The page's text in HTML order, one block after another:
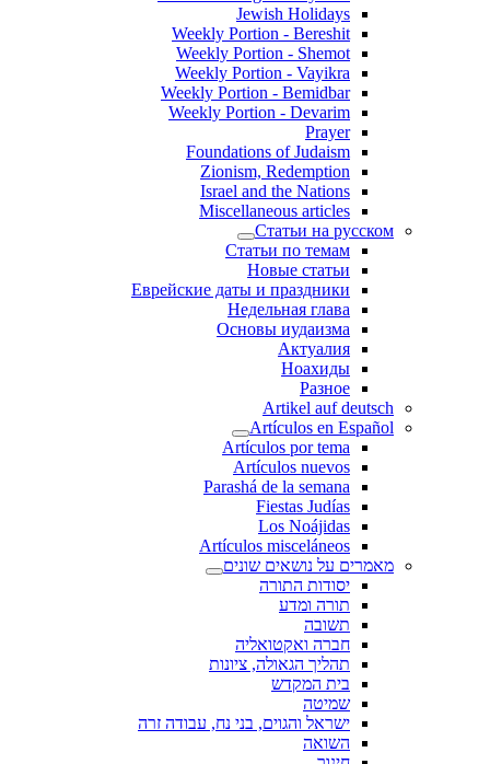
Jewish Holidays
Weekly Portion - Bereshit
Weekly Portion - Shemot
Weekly Portion - Vayikra
Weekly Portion - Bemidbar
Weekly Portion - Devarim
Prayer
Foundations of Judaism
Zionism, Redemption
Israel and the Nations
Miscellaneous articles
Статьи на русском
Статьи по темам
Новые статьи
Еврейские даты и праздники
Недельная глава
Основы иудаизма
Актуалия
Ноахиды
Разное
Artikel auf deutsch
Artículos en Español
Artículos por tema
Artículos nuevos
Parashá de la semana
Fiestas Judías
Los Noájidas
Artículos misceláneos
מאמרים על נושאים שונים
יסודות התורה
תורה ומדע
תשובה
חברה ואקטואליה
תהליך הגאולה, ציונות
בית המקדש
שמיטה
ישראל והגוים, בני נח, עבודה זרה
השואה